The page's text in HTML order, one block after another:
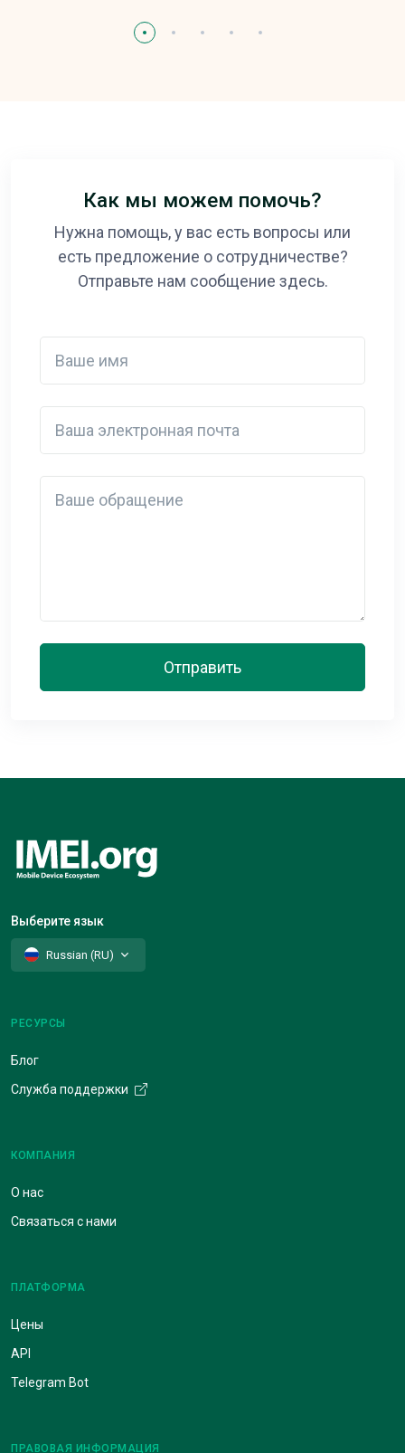
Как мы можем помочь?
Нужна помощь, у вас есть вопросы или
есть предложение о сотрудничестве?
Отправьте нам сообщение здесь.
Отправить
Выберите язык
Russian (RU)
РЕСУРСЫ
Блог
Служба поддержки
КОМПАНИЯ
О нас
Связаться с нами
ПЛАТФОРМА
Цены
API
Telegram Bot
ПРАВОВАЯ ИНФОРМАЦИЯ